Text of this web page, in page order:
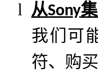
l 从Sony
我们可
符、购